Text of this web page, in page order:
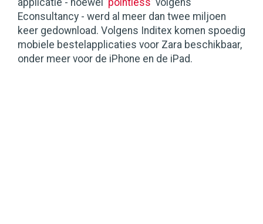
applicatie - hoewel 'pointless' volgens
Econsultancy - werd al meer dan twee miljoen
keer gedownload. Volgens Inditex komen spoedig
mobiele bestelapplicaties voor Zara beschikbaar,
onder meer voor de iPhone en de iPad.